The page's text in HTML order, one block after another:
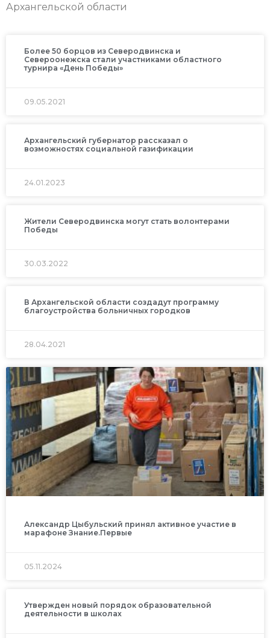
Архангельской области
Более 50 борцов из Северодвинска и
Североонежска стали участниками областного
турнира «День Победы»
09.05.2021
Архангельский губернатор рассказал о
возможностях социальной газификации
24.01.2023
Жители Северодвинска могут стать волонтерами
Победы
30.03.2022
В Архангельской области создадут программу
благоустройства больничных городков
28.04.2021
Александр Цыбульский принял активное участие в
марафоне Знание.Первые
05.11.2024
Утвержден новый порядок образовательной
деятельности в школах